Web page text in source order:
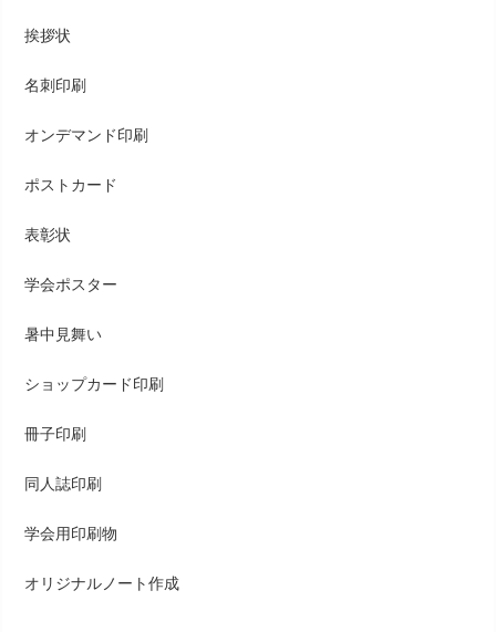
挨拶状
名刺印刷
オンデマンド印刷
ポストカード
表彰状
学会ポスター
暑中見舞い
ショップカード印刷
冊子印刷
同人誌印刷
学会用印刷物
オリジナルノート作成